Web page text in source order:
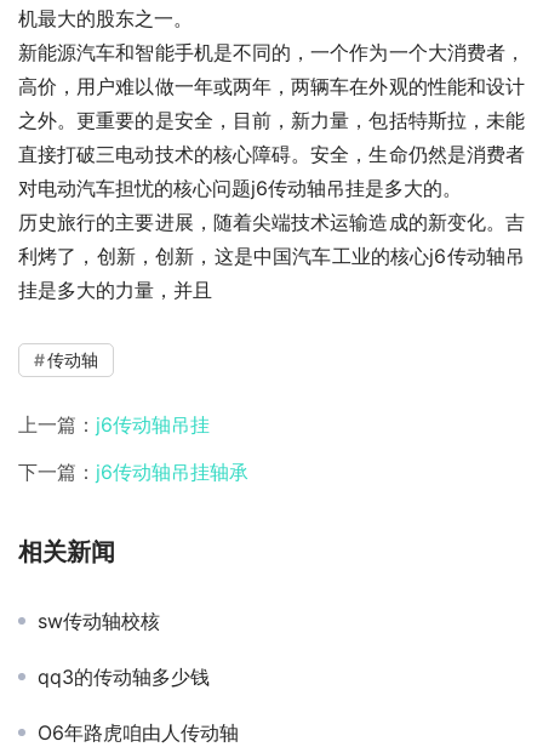
机最大的股东之一。
新能源汽车和智能手机是不同的，一个作为一个大消费者，
高价，用户难以做一年或两年，两辆车在外观的性能和设计
之外。更重要的是安全，目前，新力量，包括特斯拉，未能
直接打破三电动技术的核心障碍。安全，生命仍然是消费者
对电动汽车担忧的核心问题j6传动轴吊挂是多大的。
历史旅行的主要进展，随着尖端技术运输造成的新变化。吉
利烤了，创新，创新，这是中国汽车工业的核心j6传动轴吊
挂是多大的力量，并且
传动轴
上一篇： j6传动轴吊挂
下一篇： j6传动轴吊挂轴承
相关新闻
sw传动轴校核
qq3的传动轴多少钱
O6年路虎咱由人传动轴